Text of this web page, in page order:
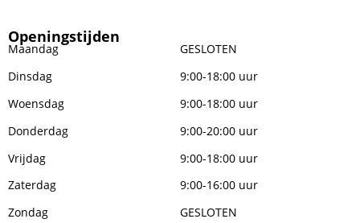
Openingstijden
Maandag
GESLOTEN
Dinsdag
9:00-18:00 uur
Woensdag
9:00-18:00 uur
Donderdag
9:00-20:00 uur
Vrijdag
9:00-18:00 uur
Zaterdag
9:00-16:00 uur
Zondag
GESLOTEN